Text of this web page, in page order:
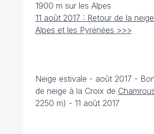
1900 m sur les Alpes
11 août 2017 : Retour de la
Alpes et les Pyrénées >>>
Neige estivale - août 2017 -
de neige à la Croix de
2250 m) - 11 août 2017